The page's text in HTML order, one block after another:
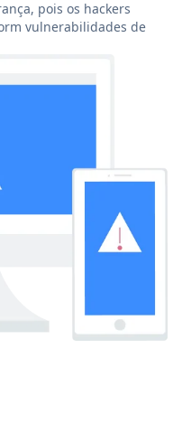
pois os hackers
vulnerabilidades de